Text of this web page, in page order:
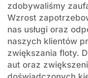
zdobywaliśmy
Wzrost
nas usługi oraz
naszych klientów
zwiększania floty.
aut oraz